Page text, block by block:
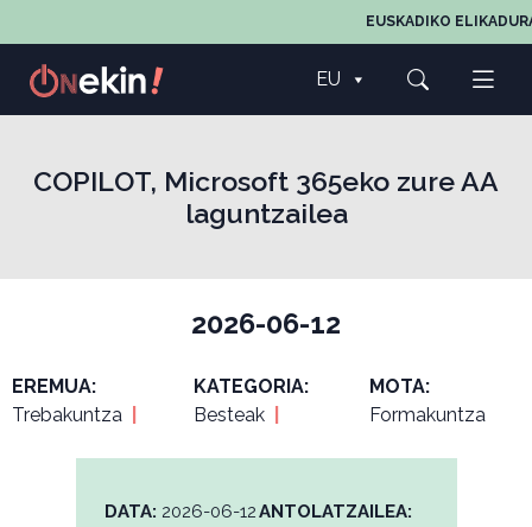
EUSKADIKO
EU
COPILOT, Microsoft 365eko zure AA
laguntzailea
2026-06-12
EREMUA:
Trebakuntza
KATEGORIA:
Besteak
MOTA:
Formakuntza
DATA: 2026-06-12ANTOLATZAILEA: